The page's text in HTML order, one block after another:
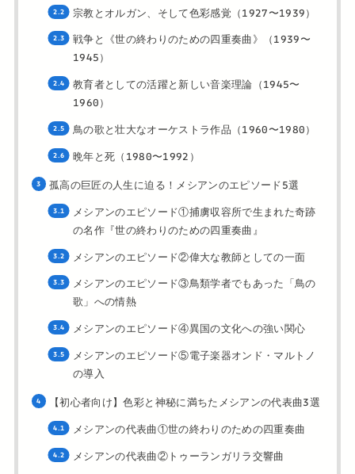
宗教とオルガン、そして色彩感覚（1927〜1939）
戦争と《世の終わりのための四重奏曲》（1939〜
1945）
教育者としての活躍と新しい音楽理論（1945〜
1960）
鳥の歌と壮大なオーケストラ作品（1960〜1980）
晩年と死（1980〜1992）
孤高の巨匠の人生に迫る！メシアンのエピソード5選
メシアンのエピソード①捕虜収容所で生まれた奇跡
の名作『世の終わりのための四重奏曲』
メシアンのエピソード②偉大な教師としての一面
メシアンのエピソード③鳥類学者でもあった「鳥の
歌」への情熱
メシアンのエピソード④異国の文化への強い関心
メシアンのエピソード⑤電子楽器オンド・マルトノ
の導入
【初心者向け】色彩と神秘に満ちたメシアンの代表曲3選
メシアンの代表曲①世の終わりのための四重奏曲
メシアンの代表曲②トゥーランガリラ交響曲